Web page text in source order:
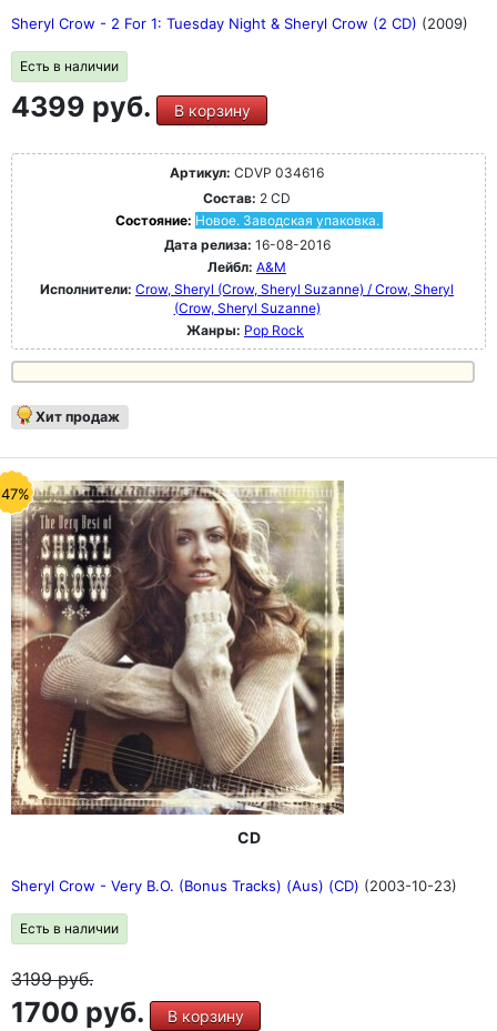
Sheryl Crow - 2 For 1: Tuesday Night & Sheryl Crow (2 CD) (2009)
Есть в наличии
4399 руб. В корзину
Артикул: CDVP 034616
Состав: 2 CD
Состояние: Новое. Заводская упаковка.
Дата релиза: 16-08-2016
Лейбл: A&M
Исполнители: Crow, Sheryl (Crow, Sheryl Suzanne) / Crow, Sheryl
(Crow, Sheryl Suzanne)
Жанры: Pop Rock
Хит продаж
CD
Sheryl Crow - Very B.O. (Bonus Tracks) (Aus) (CD) (2003-10-23)
Есть в наличии
3199руб.
1700 руб. В корзину